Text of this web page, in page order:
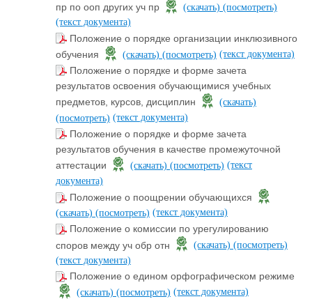
пр по ооп других уч пр
(скачать) (посмотреть)
(текст документа)
Положение о порядке организации инклюзивного
обучения
(скачать) (посмотреть) (текст документа)
Положение о порядке и форме зачета
результатов освоения обучающимися учебных
предметов, курсов, дисциплин
(скачать)
(посмотреть) (текст документа)
Положение о порядке и форме зачета
результатов обучения в качестве промежуточной
аттестации
(скачать) (посмотреть) (текст
документа)
Положение о поощрении обучающихся
(скачать) (посмотреть) (текст документа)
Положение о комиссии по урегулированию
споров между уч обр отн
(скачать) (посмотреть)
(текст документа)
Положение о едином орфографическом режиме
(скачать) (посмотреть) (текст документа)